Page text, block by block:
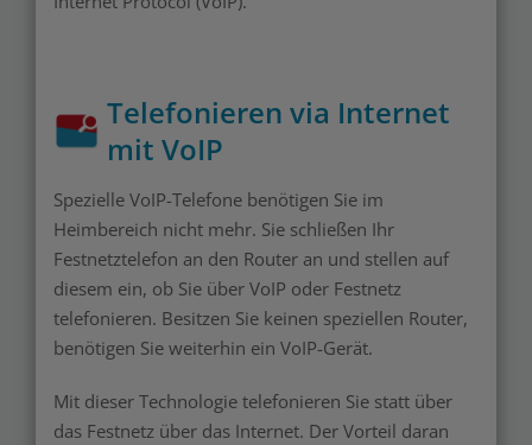
Telefonieren via Internet
mit VoIP
Spezielle VoIP-Telefone benötigen Sie im
Heimbereich nicht mehr. Sie schließen Ihr
Festnetztelefon an den Router an und stellen auf
diesem ein, ob Sie über VoIP oder Festnetz
telefonieren. Besitzen Sie keinen speziellen Router,
benötigen Sie weiterhin ein VoIP-Gerät.
Mit dieser Technologie telefonieren Sie statt über
das Festnetz über das Internet. Der Vorteil daran